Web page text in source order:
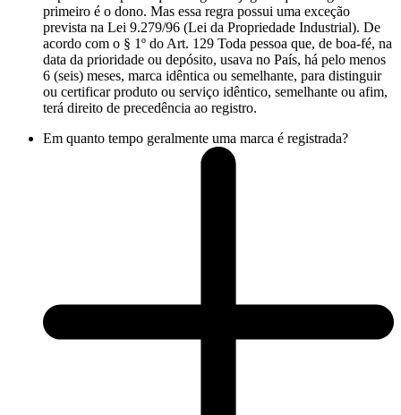
primeiro é o dono. Mas essa regra possui uma exceção
prevista na Lei 9.279/96 (Lei da Propriedade Industrial). De
acordo com o § 1º do Art. 129 Toda pessoa que, de boa-fé, na
data da prioridade ou depósito, usava no País, há pelo menos
6 (seis) meses, marca idêntica ou semelhante, para distinguir
ou certificar produto ou serviço idêntico, semelhante ou afim,
terá direito de precedência ao registro.
Em quanto tempo geralmente uma marca é registrada?